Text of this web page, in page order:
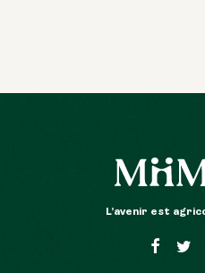
L’avenir est